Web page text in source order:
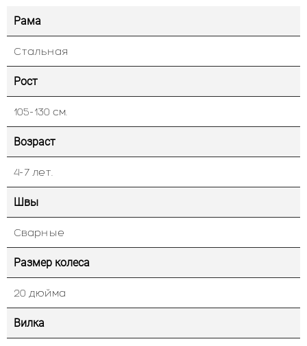
Рама
Стальная
Рост
105-130 см.
Возраст
4-7 лет.
Швы
Сварные
Размер колеса
20 дюйма
Вилка